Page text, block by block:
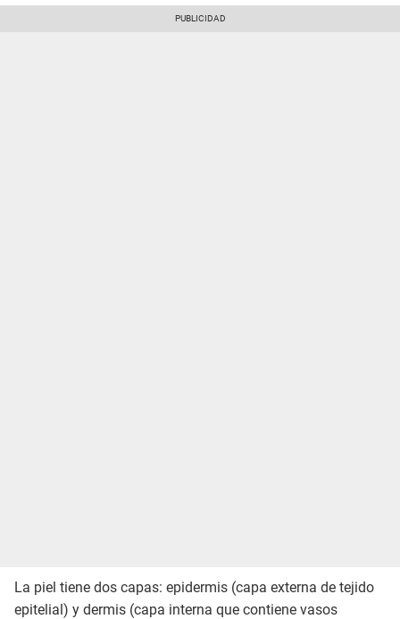
La piel tiene dos capas: epidermis (capa externa de tejido
epitelial) y dermis (capa interna que contiene vasos